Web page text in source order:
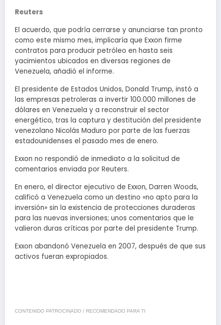
Reuters
El acuerdo, que podría cerrarse y anunciarse tan pronto
como este mismo mes, implicaría que Exxon firme
contratos para producir petróleo en hasta seis
yacimientos ubicados en diversas regiones de
Venezuela, añadió el informe.
El presidente de Estados Unidos, Donald Trump, instó a
las empresas petroleras a invertir 100.000 millones de
dólares en Venezuela y a reconstruir el sector
energético, tras la captura y destitución del presidente
venezolano Nicolás Maduro por parte de las fuerzas
estadounidenses el pasado mes de enero.
Exxon no respondió de inmediato a la solicitud de
comentarios enviada por Reuters.
En enero, el director ejecutivo de Exxon, Darren Woods,
calificó a Venezuela como un destino «no apto para la
inversión» sin la existencia de protecciones duraderas
para las nuevas inversiones; unos comentarios que le
valieron duras críticas por parte del presidente Trump.
Exxon abandonó Venezuela en 2007, después de que sus
activos fueran expropiados.
CONTENIDO PATROCINADO / RECOMENDADO PARA TI